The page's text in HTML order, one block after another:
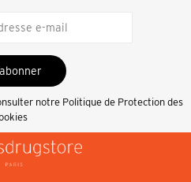
notre Politique de Protection des